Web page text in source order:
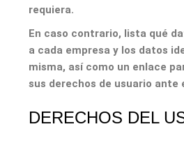
requiera.
En caso contrario, lista qué
a cada empresa y los datos
misma, así como un enlace
sus derechos de usuario ante
DERECHOS DEL